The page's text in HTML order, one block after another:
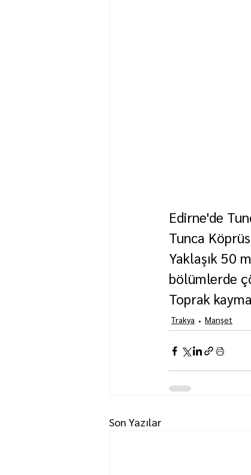
Edirne'de
Tunca
Yaklaşık 50
bölümlerde
Toprak
Trakya Manşet
Son Yazılar